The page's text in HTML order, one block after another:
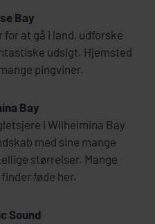
Bay
for at gå i land, udforske
udsigt. Hjemsted
pingviner.
Bay
i Wilhelmina Bay
med sine mange
størrelser. Mange
føde her.
Sound